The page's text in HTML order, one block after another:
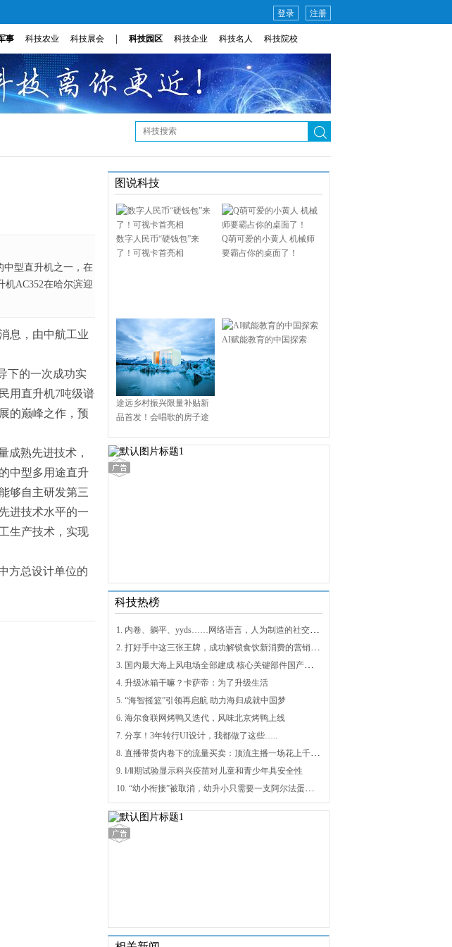
注册
登录
事 科技农业 科技展会 科技园区 科技企业 科技名人 科技院校
中型直升机之一，在
机AC352在哈尔滨迎
息，由中航工业
下的一次成功实
用直升机7吨级谱
的巅峰之作，预
成熟先进技术，
中型多用途直升
够自主研发第三
进技术水平的一
生产技术，实现
方总设计单位的
图说科技
数字人民币“硬钱包”来
了！可视卡首亮相
Q萌可爱的小黄人 机械师
要霸占你的桌面了！
途远乡村振兴限量补贴新
品首发！会唱歌的房子途
AI赋能教育的中国探索
科技热榜
1. 内卷、躺平、yyds……网络语言，人为制造的社交屏障？
2. 打好手中这三张王牌，成功解锁食饮新消费的营销密码
3. 国内最大海上风电场全部建成 核心关键部件国产化攻关未来可期
4. 升级冰箱干嘛？卡萨帝：为了升级生活
5. “海智摇篮”引领再启航 助力海归成就中国梦
6. 海尔食联网烤鸭又迭代，风味北京烤鸭上线
7. 分享！3年转行UI设计，我都做了这些…..
8. 直播带货内卷下的流量买卖：顶流主播一场花上千万元，红利消退焦虑暴增
9. Ⅰ/Ⅱ期试验显示科兴疫苗对儿童和青少年具安全性
10. “幼小衔接”被取消，幼升小只需要一支阿尔法蛋词典笔